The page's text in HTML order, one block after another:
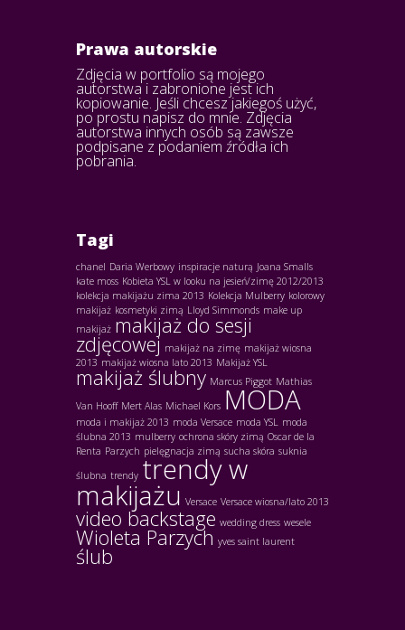
Prawa autorskie
Zdjęcia w portfolio są mojego
autorstwa i zabronione jest ich
kopiowanie. Jeśli chcesz jakiegoś użyć,
po prostu napisz do mnie. Zdjęcia
autorstwa innych osób są zawsze
podpisane z podaniem źródła ich
pobrania.
Tagi
chanel Daria Werbowy inspiracje naturą Joana Smalls
kate moss Kobieta YSL w looku na jesień/zimę 2012/2013
kolekcja makijażu zima 2013 Kolekcja Mulberry kolorowy
makijaż kosmetyki zimą Lloyd Simmonds make up
makijaż makijaż do sesji
zdjęcowej makijaż na zimę makijaż wiosna
2013 makijaż wiosna lato 2013 Makijaż YSL
makijaż ślubny Marcus Piggot Mathias
Van Hooff Mert Alas Michael Kors MODA
moda i makijaż 2013 moda Versace moda YSL moda
ślubna 2013 mulberry ochrona skóry zimą Oscar de la
Renta Parzych pielęgnacja zimą sucha skóra suknia
ślubna trendy trendy w
makijażu Versace Versace wiosna/lato 2013
video backstage wedding dress wesele
Wioleta Parzych yves saint laurent
ślub